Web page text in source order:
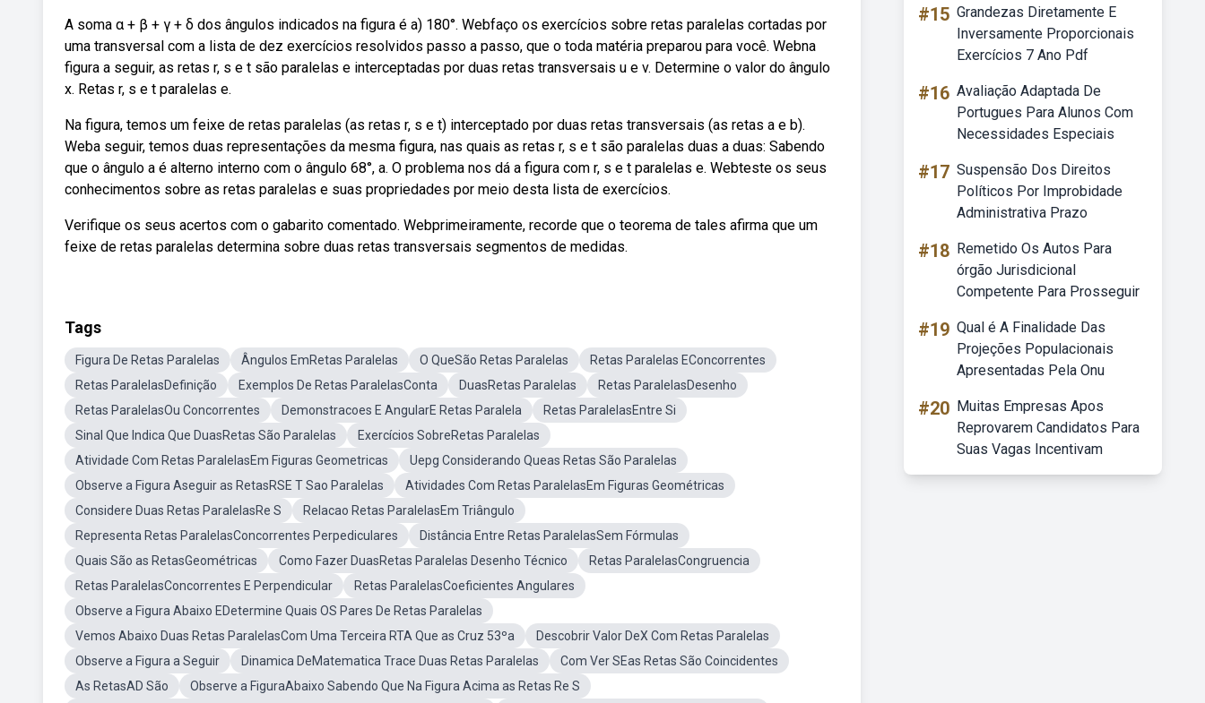
A soma α + β + γ + δ dos ângulos indicados na figura é a) 180°. Webfaço os exercícios sobre retas paralelas cortadas por
uma transversal com a lista de dez exercícios resolvidos passo a passo, que o toda matéria preparou para você. Webna
figura a seguir, as retas r, s e t são paralelas e interceptadas por duas retas transversais u e v. Determine o valor do ângulo
x. Retas r, s e t paralelas e.
Na figura, temos um feixe de retas paralelas (as retas r, s e t) interceptado por duas retas transversais (as retas a e b).
Weba seguir, temos duas representações da mesma figura, nas quais as retas r, s e t são paralelas duas a duas: Sabendo
que o ângulo a é alterno interno com o ângulo 68°, a. O problema nos dá a figura com r, s e t paralelas e. Webteste os seus
conhecimentos sobre as retas paralelas e suas propriedades por meio desta lista de exercícios.
Verifique os seus acertos com o gabarito comentado. Webprimeiramente, recorde que o teorema de tales afirma que um
feixe de retas paralelas determina sobre duas retas transversais segmentos de medidas.
Tags
Figura De Retas Paralelas Ângulos EmRetas Paralelas O QueSão Retas Paralelas
Retas Paralelas EConcorrentes
Retas ParalelasDefinição
Exemplos De Retas ParalelasConta DuasRetas Paralelas
Retas ParalelasDesenho
Retas ParalelasOu Concorrentes
Demonstracoes E AngularE Retas Paralela
Retas ParalelasEntre Si
Sinal Que Indica Que DuasRetas São Paralelas
Exercícios SobreRetas Paralelas
Atividade Com Retas ParalelasEm Figuras Geometricas
Uepg Considerando Queas Retas São Paralelas
Observe a Figura Aseguir as RetasRSE T Sao Paralelas
Atividades Com Retas ParalelasEm Figuras Geométricas
Considere Duas Retas ParalelasRe S
Relacao Retas ParalelasEm Triângulo
Representa Retas ParalelasConcorrentes Perpediculares
Distância Entre Retas ParalelasSem Fórmulas
Quais São as RetasGeométricas
Como Fazer DuasRetas Paralelas Desenho Técnico
Retas ParalelasCongruencia
Retas ParalelasConcorrentes E Perpendicular
Retas ParalelasCoeficientes Angulares
Observe a Figura Abaixo EDetermine Quais OS Pares De Retas Paralelas
Vemos Abaixo Duas Retas ParalelasCom Uma Terceira RTA Que as Cruz 53ºa
Descobrir Valor DeX Com Retas Paralelas
Observe a Figura a Seguir
Dinamica DeMatematica Trace Duas Retas Paralelas
Com Ver SEas Retas São Coincidentes
As RetasAD São
Observe a FiguraAbaixo Sabendo Que Na Figura Acima as Retas Re S
#15 Grandezas Diretamente E
Inversamente Proporcionais
Exercícios 7 Ano Pdf
#16 Avaliação Adaptada De
Portugues Para Alunos Com
Necessidades Especiais
#17 Suspensão Dos Direitos
Políticos Por Improbidade
Administrativa Prazo
#18 Remetido Os Autos Para
órgão Jurisdicional
Competente Para Prosseguir
#19 Qual é A Finalidade Das
Projeções Populacionais
Apresentadas Pela Onu
#20 Muitas Empresas Apos
Reprovarem Candidatos Para
Suas Vagas Incentivam